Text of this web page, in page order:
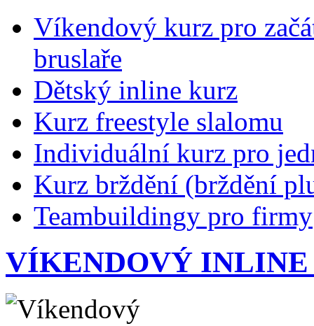
Víkendový kurz pro
bruslaře
Dětský inline kurz
Kurz freestyle slalomu
Individuální kurz pro
Kurz brždění (brždění
Teambuildingy pro firmy
VÍKENDOVÝ